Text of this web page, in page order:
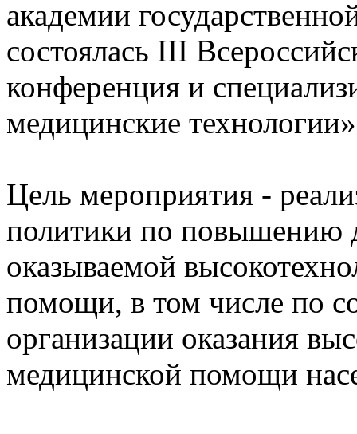
академии
состоялась III
конференция и
медицинские
Цель мероприятия -
политики по повышению
оказываемой
помощи, в том числе по
организации оказания
медицинской помощи